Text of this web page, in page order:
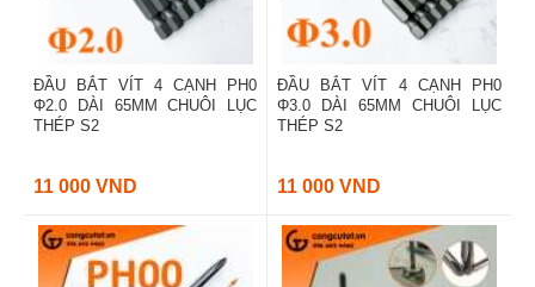
ĐẦU BẮT VÍT 4 CẠNH PH0
Φ2.0 DÀI 65MM CHUÔI LỤC
THÉP S2
11 000 VND
ĐẦU BẮT VÍT 4 CẠNH PH0
Φ3.0 DÀI 65MM CHUÔI LỤC
THÉP S2
11 000 VND